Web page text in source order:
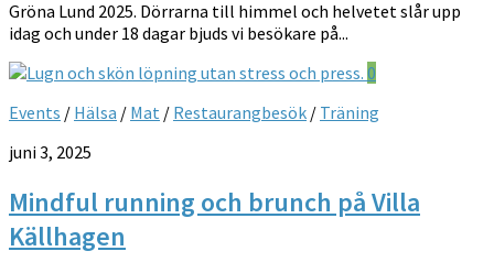
Gröna Lund 2025. Dörrarna till himmel och helvetet slår upp
idag och under 18 dagar bjuds vi besökare på...
0
Events / Hälsa / Mat / Restaurangbesök / Träning
juni 3, 2025
Mindful running och brunch på Villa
Källhagen